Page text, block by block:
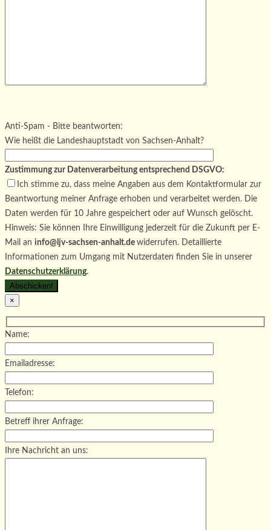
Bitte lasse dieses Feld leer.
Anti-Spam - Bitte beantworten:
Wie heißt die Landeshauptstadt von Sachsen-Anhalt?
Zustimmung zur Datenverarbeitung entsprechend DSGVO:
Ich stimme zu, dass meine Angaben aus dem Kontaktformular zur
Beantwortung meiner Anfrage erhoben und verarbeitet werden. Die
Daten werden für 10 Jahre gespeichert oder auf Wunsch gelöscht.
Hinweis: Sie können Ihre Einwilligung jederzeit für die Zukunft per E-
Mail an info@ljv-sachsen-anhalt.de widerrufen. Detaillierte
Informationen zum Umgang mit Nutzerdaten finden Sie in unserer
Datenschutzerklärung.
×
Name:
Emailadresse:
Telefon:
Betreff ihrer Anfrage:
Ihre Nachricht an uns: